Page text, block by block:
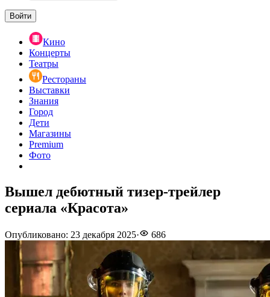
Войти
Кино
Концерты
Театры
Рестораны
Выставки
Знания
Город
Дети
Магазины
Premium
Фото
Вышел дебютный тизер-трейлер
сериала «Красота»
Опубликовано: 23 декабря 2025· 686